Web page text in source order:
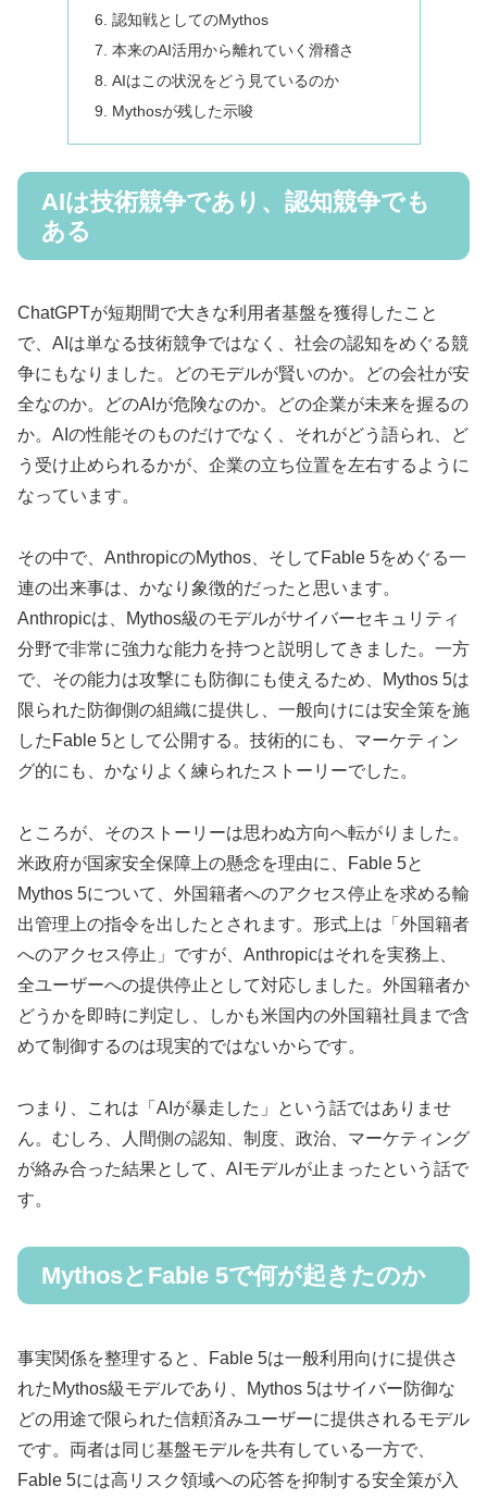
認知戦としてのMythos
本来のAI活用から離れていく滑稽さ
AIはこの状況をどう見ているのか
Mythosが残した示唆
AIは技術競争であり、認知競争でも
ある
ChatGPTが短期間で大きな利用者基盤を獲得したこと
で、AIは単なる技術競争ではなく、社会の認知をめぐる競
争にもなりました。どのモデルが賢いのか。どの会社が安
全なのか。どのAIが危険なのか。どの企業が未来を握るの
か。AIの性能そのものだけでなく、それがどう語られ、ど
う受け止められるかが、企業の立ち位置を左右するように
なっています。
その中で、AnthropicのMythos、そしてFable 5をめぐる一
連の出来事は、かなり象徴的だったと思います。
Anthropicは、Mythos級のモデルがサイバーセキュリティ
分野で非常に強力な能力を持つと説明してきました。一方
で、その能力は攻撃にも防御にも使えるため、Mythos 5は
限られた防御側の組織に提供し、一般向けには安全策を施
したFable 5として公開する。技術的にも、マーケティン
グ的にも、かなりよく練られたストーリーでした。
ところが、そのストーリーは思わぬ方向へ転がりました。
米政府が国家安全保障上の懸念を理由に、Fable 5と
Mythos 5について、外国籍者へのアクセス停止を求める輸
出管理上の指令を出したとされます。形式上は「外国籍者
へのアクセス停止」ですが、Anthropicはそれを実務上、
全ユーザーへの提供停止として対応しました。外国籍者か
どうかを即時に判定し、しかも米国内の外国籍社員まで含
めて制御するのは現実的ではないからです。
つまり、これは「AIが暴走した」という話ではありませ
ん。むしろ、人間側の認知、制度、政治、マーケティング
が絡み合った結果として、AIモデルが止まったという話で
す。
MythosとFable 5で何が起きたのか
事実関係を整理すると、Fable 5は一般利用向けに提供さ
れたMythos級モデルであり、Mythos 5はサイバー防御な
どの用途で限られた信頼済みユーザーに提供されるモデル
です。両者は同じ基盤モデルを共有している一方で、
Fable 5には高リスク領域への応答を抑制する安全策が入